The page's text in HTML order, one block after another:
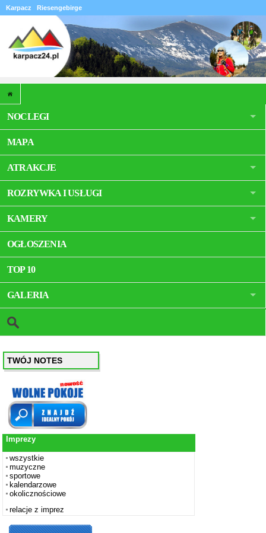
Karpacz Riesengebirge
NOCLEGI
MAPA
ATRAKCJE
ROZRYWKA I USŁUGI
KAMERY
OGŁOSZENIA
TOP 10
GALERIA
TWÓJ NOTES
Imprezy
wszystkie
muzyczne
sportowe
kalendarzowe
okolicznościowe
relacje z imprez